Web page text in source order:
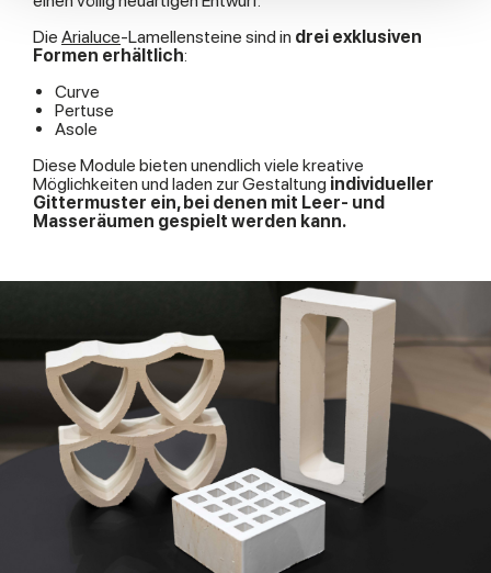
our social media, advertising and analytics partners who
provided to them or that they’ve collected from your use
of their services.
Die Arialuce-Lamellensteine sind in drei exklusiven
Formen erhältlich:
Curve
Pertuse
Asole
Diese Module bieten unendlich viele kreative
Möglichkeiten und laden zur Gestaltung individueller
Gittermuster ein, bei denen mit Leer- und
Masseräumen gespielt werden kann.